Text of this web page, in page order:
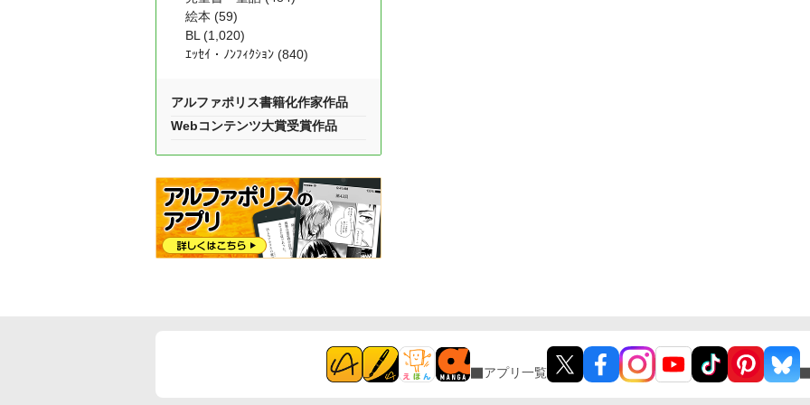
絵本 (59)
BL (1,020)
ｴｯｾｲ・ﾉﾝﾌｨｸｼｮﾝ (840)
アルファポリス書籍化作家作品
Webコンテンツ大賞受賞作品
アプリ一覧